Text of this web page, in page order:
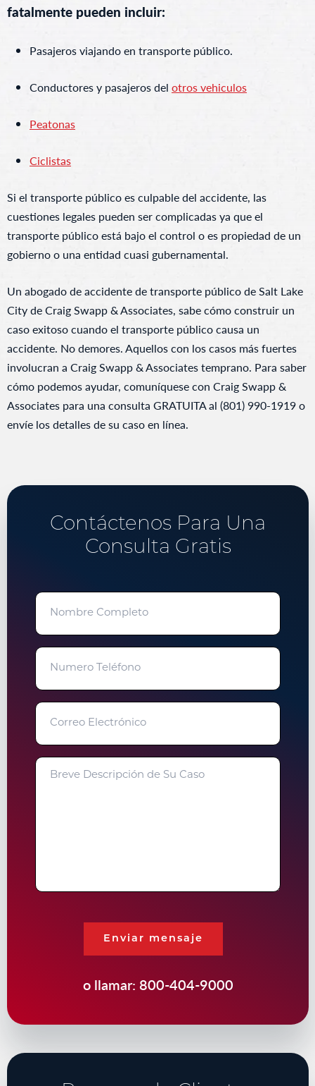
fatalmente pueden incluir:
Pasajeros viajando en transporte público.
Conductores y pasajeros del otros vehiculos
Peatonas
Ciclistas
Si el transporte público es culpable del accidente, las
cuestiones legales pueden ser complicadas ya que el
transporte público está bajo el control o es propiedad de un
gobierno o una entidad cuasi gubernamental.
Un abogado de accidente de transporte público de Salt Lake
City de Craig Swapp & Associates, sabe cómo construir un
caso exitoso cuando el transporte público causa un
accidente. No demores. Aquellos con los casos más fuertes
involucran a Craig Swapp & Associates temprano. Para saber
cómo podemos ayudar, comuníquese con Craig Swapp &
Associates para una consulta GRATUITA al (801) 990-1919 o
envíe los detalles de su caso en línea.
Contáctenos Para Una
Consulta Gratis
"Nombre
Completo
Numero
Teléfono
Correo
Electrónico
Breve
Descripción
Enviar mensaje
o llamar: 800-404-9000